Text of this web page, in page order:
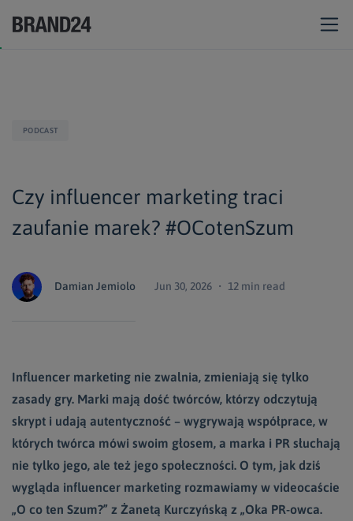
PODCAST
Czy influencer marketing traci
zaufanie marek? #OCotenSzum
Damian Jemiolo Jun 30, 2026 ・ 12 min read
Influencer marketing nie zwalnia, zmieniają się tylko
zasady gry. Marki mają dość twórców, którzy odczytują
skrypt i udają autentyczność – wygrywają współprace, w
których twórca mówi swoim głosem, a marka i PR słuchają
nie tylko jego, ale też jego społeczności. O tym, jak dziś
wygląda influencer marketing rozmawiamy w videocaście
„O co ten Szum?” z Żanetą Kurczyńską z „Oka PR-owca.